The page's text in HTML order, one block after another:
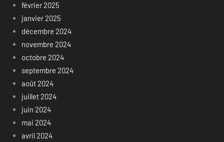
février 2025
janvier 2025
décembre 2024
novembre 2024
octobre 2024
septembre 2024
août 2024
juillet 2024
juin 2024
mai 2024
avril 2024